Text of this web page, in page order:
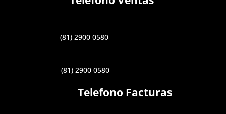
(81) 2900 0580
(81) 2900 0580
Telefono Facturas